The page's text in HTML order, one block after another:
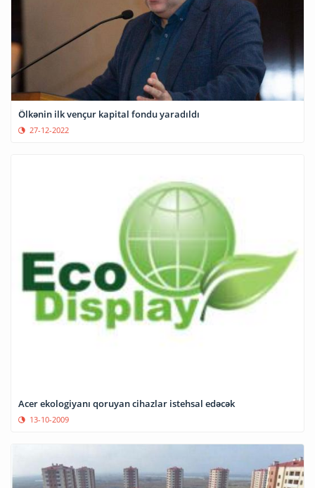
Ölkənin ilk vençur kapital fondu yaradıldı
27-12-2022
Acer ekologiyanı qoruyan cihazlar istehsal edəcək
13-10-2009